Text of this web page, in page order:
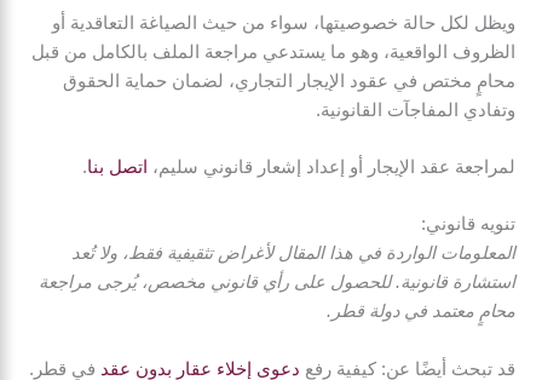
ويظل لكل حالة خصوصيتها، سواء من حيث الصياغة التعاقدية أو
الظروف الواقعية، وهو ما يستدعي مراجعة الملف بالكامل من قبل
محامٍ مختص في عقود الإيجار التجاري، لضمان حماية الحقوق
وتفادي المفاجآت القانونية.
لمراجعة عقد الإيجار أو إعداد إشعار قانوني سليم، اتصل بنا.
تنويه قانوني:
المعلومات الواردة في هذا المقال لأغراض تثقيفية فقط، ولا تُعد
استشارة قانونية. للحصول على رأي قانوني مخصص، يُرجى مراجعة
محامٍ معتمد في دولة قطر.
قد تبحث أيضًا عن: كيفية رفع دعوى إخلاء عقار بدون عقد في قطر.